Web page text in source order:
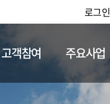
로그인
고객참여 주요사업